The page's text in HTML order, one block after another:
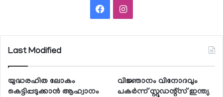
FacebookInstagram
Last Modified
യുദ്ധരഹിത ലോകം
കെട്ടിപ്പടുക്കാന്‍ ആഹ്വാനം
വിജ്ഞാനം വിനോദവും
പകര്‍ന്ന് സ്റ്റുഡന്റ്‌സ് ഇന്ത്യ